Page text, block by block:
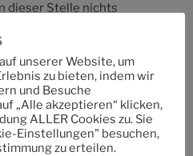
dieser Stelle nichts
unserer Website, um
zu bieten, indem wir
und Besuche
„Alle akzeptieren“ klicken,
ALLER Cookies zu. Sie
Einstellungen" besuchen,
zu erteilen.